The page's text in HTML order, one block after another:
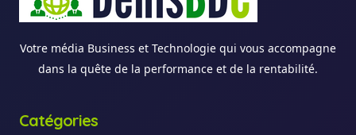
Votre média Business et Technologie qui vous accompagne
dans la quête de la performance et de la rentabilité.
Catégories